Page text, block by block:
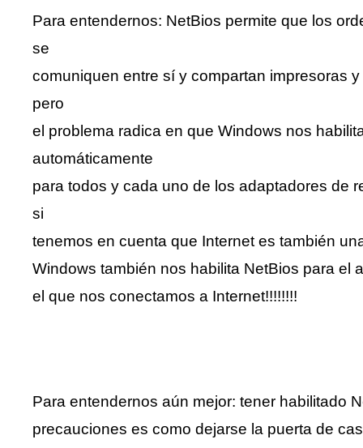
Para entendernos: NetBios permite que los
se
comuniquen entre sí y compartan impresoras
pero
el problema radica en que Windows nos
automáticamente
para todos y cada uno de los adaptadores de
si
tenemos en cuenta que Internet es también
Windows también nos habilita NetBios para el
el que nos conectamos a Internet!!!!!!!!
Para entendernos aún mejor: tener habilitado
precauciones es como dejarse la puerta de